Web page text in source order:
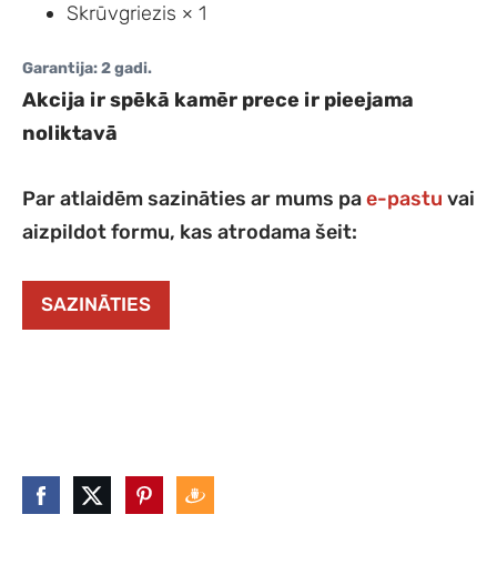
Skrūvgriezis × 1
Garantija: 2 gadi.
Akcija ir spēkā kamēr prece ir pieejama
noliktavā
Par atlaidēm sazināties ar mums pae-pastu vai
aizpildot formu, kas atrodama šeit:
SAZINĀTIES